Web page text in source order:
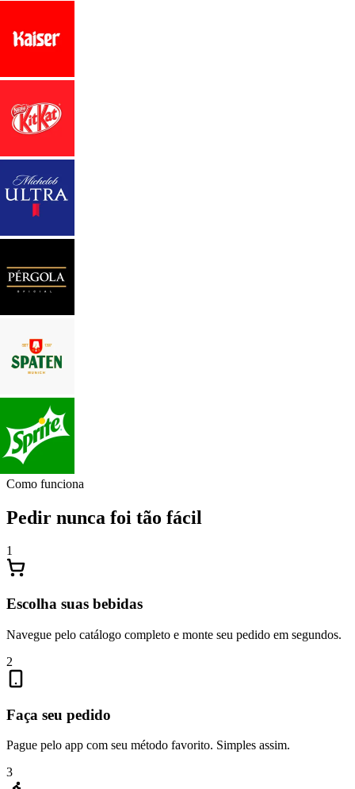
Como funciona
Pedir nunca foi tão fácil
1
Escolha suas bebidas
Navegue pelo catálogo completo e monte seu pedido em segundos.
2
Faça seu pedido
Pague pelo app com seu método favorito. Simples assim.
3